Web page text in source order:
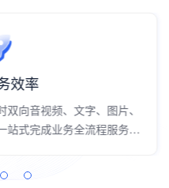
效率
向音视频、文字、图片、
式完成业务全流程服务，